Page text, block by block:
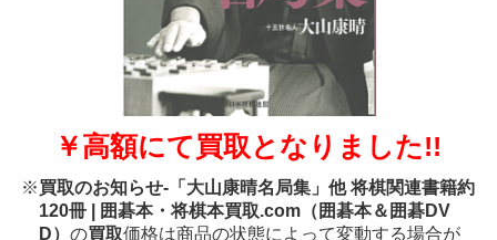
￥高額にて買取となりました!!
※買取のお知らせ-「大山康晴名局集」他 将棋関連書籍約
120冊 | 囲碁本・将棋本買取.com（囲碁本＆囲碁DV
D） の買取価格は商品の状態によって変動する場合が